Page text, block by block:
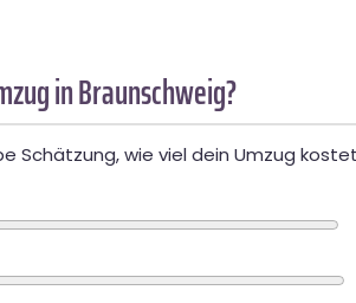
in Braunschweig?
Schätzung, wie viel dein Umzug